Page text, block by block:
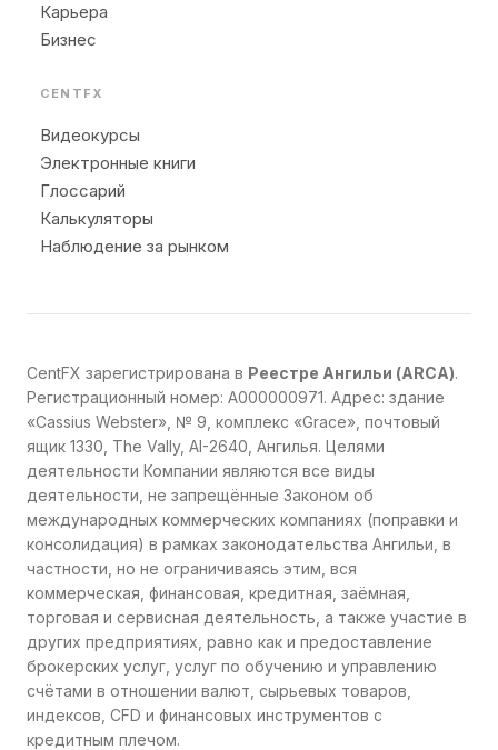
Карьера
Бизнес
CENTFX
Видеокурсы
Электронные книги
Глоссарий
Калькуляторы
Наблюдение за рынком
CentFX зарегистрирована в Реестре Ангильи (ARCA).
Регистрационный номер: A000000971. Адрес: здание
«Cassius Webster», № 9, комплекс «Grace», почтовый
ящик 1330, The Vally, AI-2640, Ангилья. Целями
деятельности Компании являются все виды
деятельности, не запрещённые Законом об
международных коммерческих компаниях (поправки и
консолидация) в рамках законодательства Ангильи, в
частности, но не ограничиваясь этим, вся
коммерческая, финансовая, кредитная, заёмная,
торговая и сервисная деятельность, а также участие в
других предприятиях, равно как и предоставление
брокерских услуг, услуг по обучению и управлению
счётами в отношении валют, сырьевых товаров,
индексов, CFD и финансовых инструментов с
кредитным плечом.